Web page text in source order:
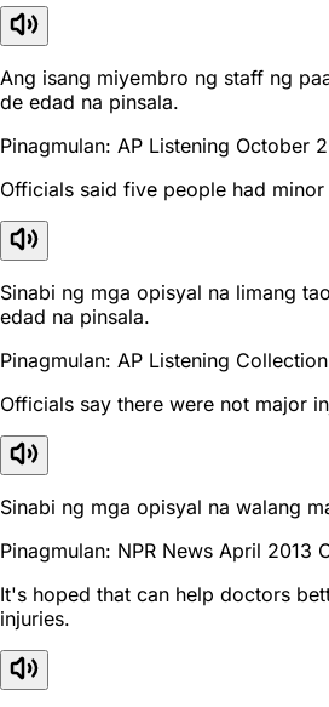
Ang isang miyembro ng staff ng
de edad na pinsala.
Pinagmulan: AP Listening October
Officials said five people had minor
Sinabi ng mga opisyal na limang
edad na pinsala.
Pinagmulan: AP Listening
Officials say there were not major
Sinabi ng mga opisyal na walang
Pinagmulan: NPR News April 2013
It's hoped that can help doctors
injuries.